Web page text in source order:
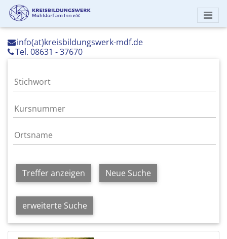
info(at)kreisbildungswerk-mdf.de
Tel. 08631 - 37670
Treffer anzeigen Neue Suche
erweiterte Suche